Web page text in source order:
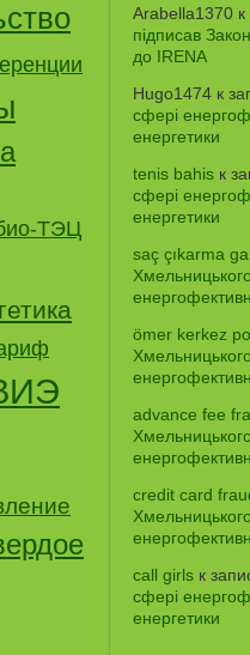
ТЭЦ
Arabella1370
підписав
до IRENA
Hugo1474 к
сфері
енергетики
tenis bahis к
сфері
енергетики
saç çıkarma
ömer kerkez
advance fee
credit card
call girls к
сфері
енергетики